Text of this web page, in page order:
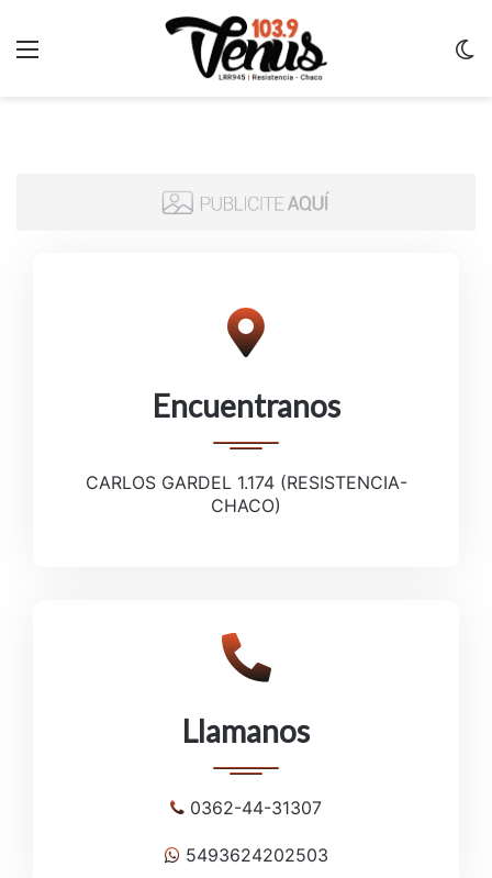
Encuentranos
CARLOS GARDEL 1.174 (RESISTENCIA-
CHACO)
Llamanos
0362-44-31307
5493624202503